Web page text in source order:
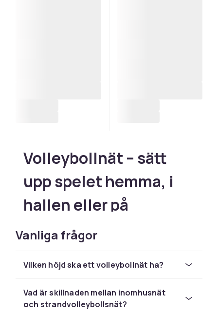
Volleybollnät – sätt
upp spelet hemma, i
hallen eller på
stranden
man varken träna eller tävla på rätt sätt. Ett nät
i rätt höjd, med korrekt spänning och en hållbar
roligare. På CDON hittar du volleybollnät för alla
spelformer – inomhus, utomhus, strand och
Vanliga frågor
Vilken höjd ska ett volleybollnät ha?
Vad är skillnaden mellan inomhusnät
och strandvolleybollsnät?